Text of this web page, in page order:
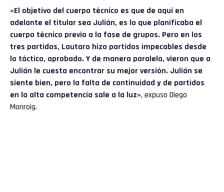
«El objetivo del cuerpo técnico es que de aquí en
adelante el titular sea Julián, es lo que planificaba el
cuerpo técnico previo a la fase de grupos. Pero en los
tres partidos, Lautaro hizo partidos impecables desde
lo táctico, aprobado. Y de manera paralela, vieron que a
Julián le cuesta encontrar su mejor versión. Julián se
siente bien, pero la falta de continuidad y de partidos
en la alta competencia sale a la luz», expuso Diego
Monroig.